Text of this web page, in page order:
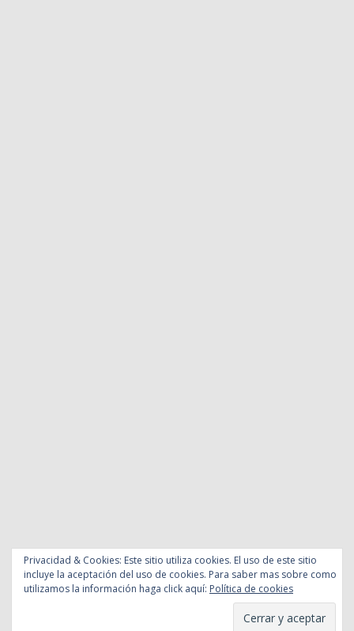
Privacidad & Cookies: Este sitio utiliza cookies. El uso de este sitio
incluye la aceptación del uso de cookies. Para saber mas sobre como
utilizamos la información haga click aquí: Política de cookies